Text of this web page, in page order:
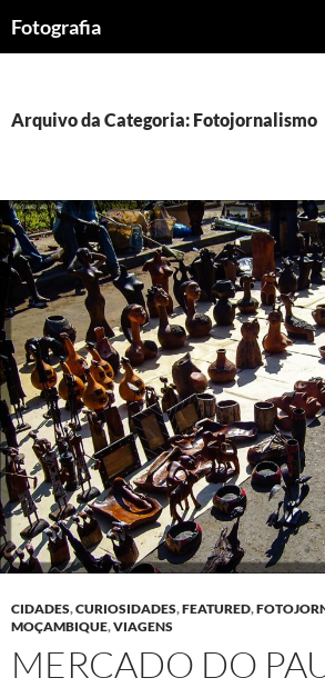
para
Fotografia
Arquivo da Categoria: Fotojornalismo
CIDADES,CURIOSIDADES,FEATURED,
MOÇAMBIQUE,VIAGENS
MERCADO DO